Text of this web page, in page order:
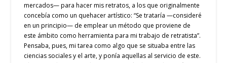
mercados— para hacer mis retratos, a los que originalmente
concebía como un quehacer artístico: “Se trataría —consideré
en un principio— de emplear un método que proviene de
este ámbito como herramienta para mi trabajo de retratista”.
Pensaba, pues, mi tarea como algo que se situaba entre las
ciencias sociales y el arte, y ponía aquellas al servicio de este.